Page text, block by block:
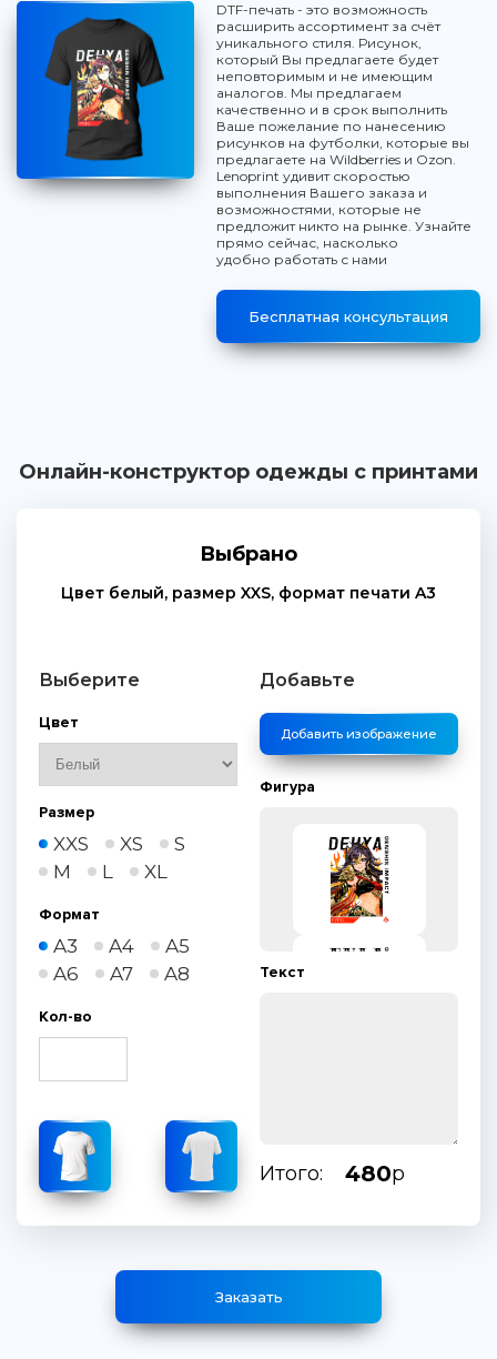
DTF-печать - это возможность
расширить ассортимент за счёт
уникального стиля. Рисунок,
который Вы предлагаете будет
неповторимым и не имеющим
аналогов. Мы предлагаем
качественно и в срок выполнить
Ваше пожелание по нанесению
рисунков на футболки, которые вы
предлагаете на Wildberries и Ozon.
Lenoprint удивит скоростью
выполнения Вашего заказа и
возможностями, которые не
предложит никто на рынке. Узнайте
прямо сейчас, насколько
удобно работать с нами
Бесплатная консультация
Онлайн-конструктор одежды с принтами
Выбрано
Цвет белый, размер XXS, формат печати A3
Выберите
Цвет
Размер
XXS XS
S
M
L XL
Формат
A3 A4
A5
A6
A7 A8
Кол-во
Добавьте
Добавить изображение
Фигура
Текст
Итого: 480р